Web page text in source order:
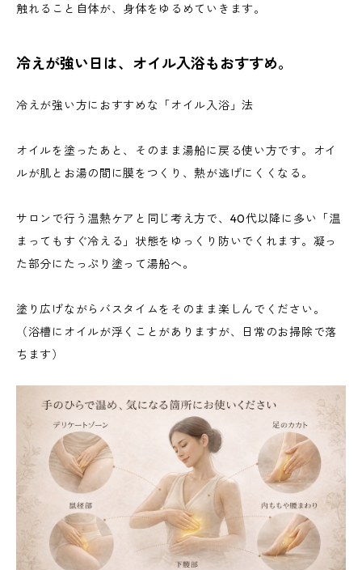
触れること自体が、身体をゆるめていきます。
冷えが強い日は、オイル入浴もおすすめ。
冷えが強い方におすすめな「オイル入浴」法
オイルを塗ったあと、そのまま湯船に戻る使い方です。オイ
ルが肌とお湯の間に膜をつくり、熱が逃げにくくなる。
サロンで行う温熱ケアと同じ考え方で、40代以降に多い「温
まってもすぐ冷える」状態をゆっくり防いでくれます。凝っ
た部分にたっぷり塗って湯船へ。
塗り広げながらバスタイムをそのまま楽しんでください。
（浴槽にオイルが浮くことがありますが、日常のお掃除で落
ちます）